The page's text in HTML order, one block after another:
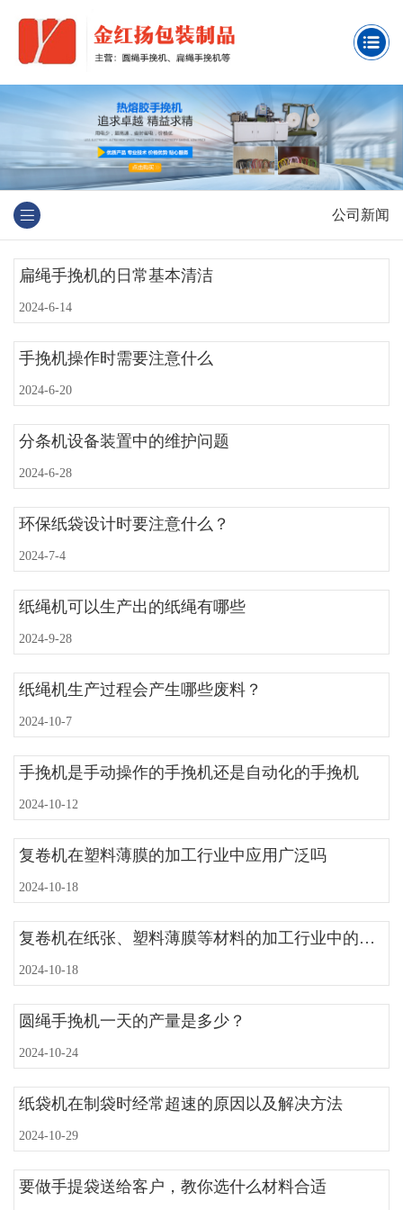
公司新闻
扁绳手挽机的日常基本清洁
2024-6-14
手挽机操作时需要注意什么
2024-6-20
分条机设备装置中的维护问题
2024-6-28
环保纸袋设计时要注意什么？
2024-7-4
纸绳机可以生产出的纸绳有哪些
2024-9-28
纸绳机生产过程会产生哪些废料？
2024-10-7
手挽机是手动操作的手挽机还是自动化的手挽机
2024-10-12
复卷机在塑料薄膜的加工行业中应用广泛吗
2024-10-18
复卷机在纸张、塑料薄膜等材料的加工行业中的优势有哪些
2024-10-18
圆绳手挽机一天的产量是多少？
2024-10-24
纸袋机在制袋时经常超速的原因以及解决方法
2024-10-29
要做手提袋送给客户，教你选什么材料合适